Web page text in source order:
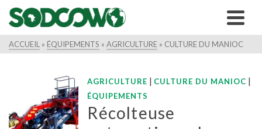
ACCUEIL » ÉQUIPEMENTS » AGRICULTURE » CULTURE DU MANIOC
AGRICULTURE | CULTURE DU MANIOC |
ÉQUIPEMENTS
Récolteuse